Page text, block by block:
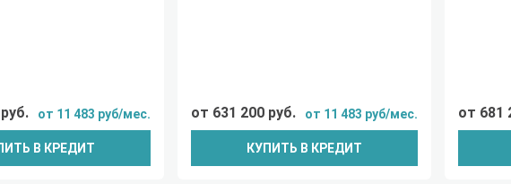
от 11 483 руб/мес.
В КРЕДИТ
от 631 200 руб. от 11 483 руб/мес.
КУПИТЬ В КРЕДИТ
от 681